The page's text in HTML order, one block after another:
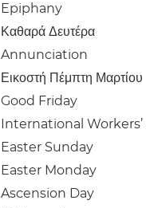
Epiphany
Καθαρά Δευτέρα
Annunciation
Εικοστή Πέμπτη Μαρτίου
Good Friday
International Workers’
Easter Sunday
Easter Monday
Ascension Day